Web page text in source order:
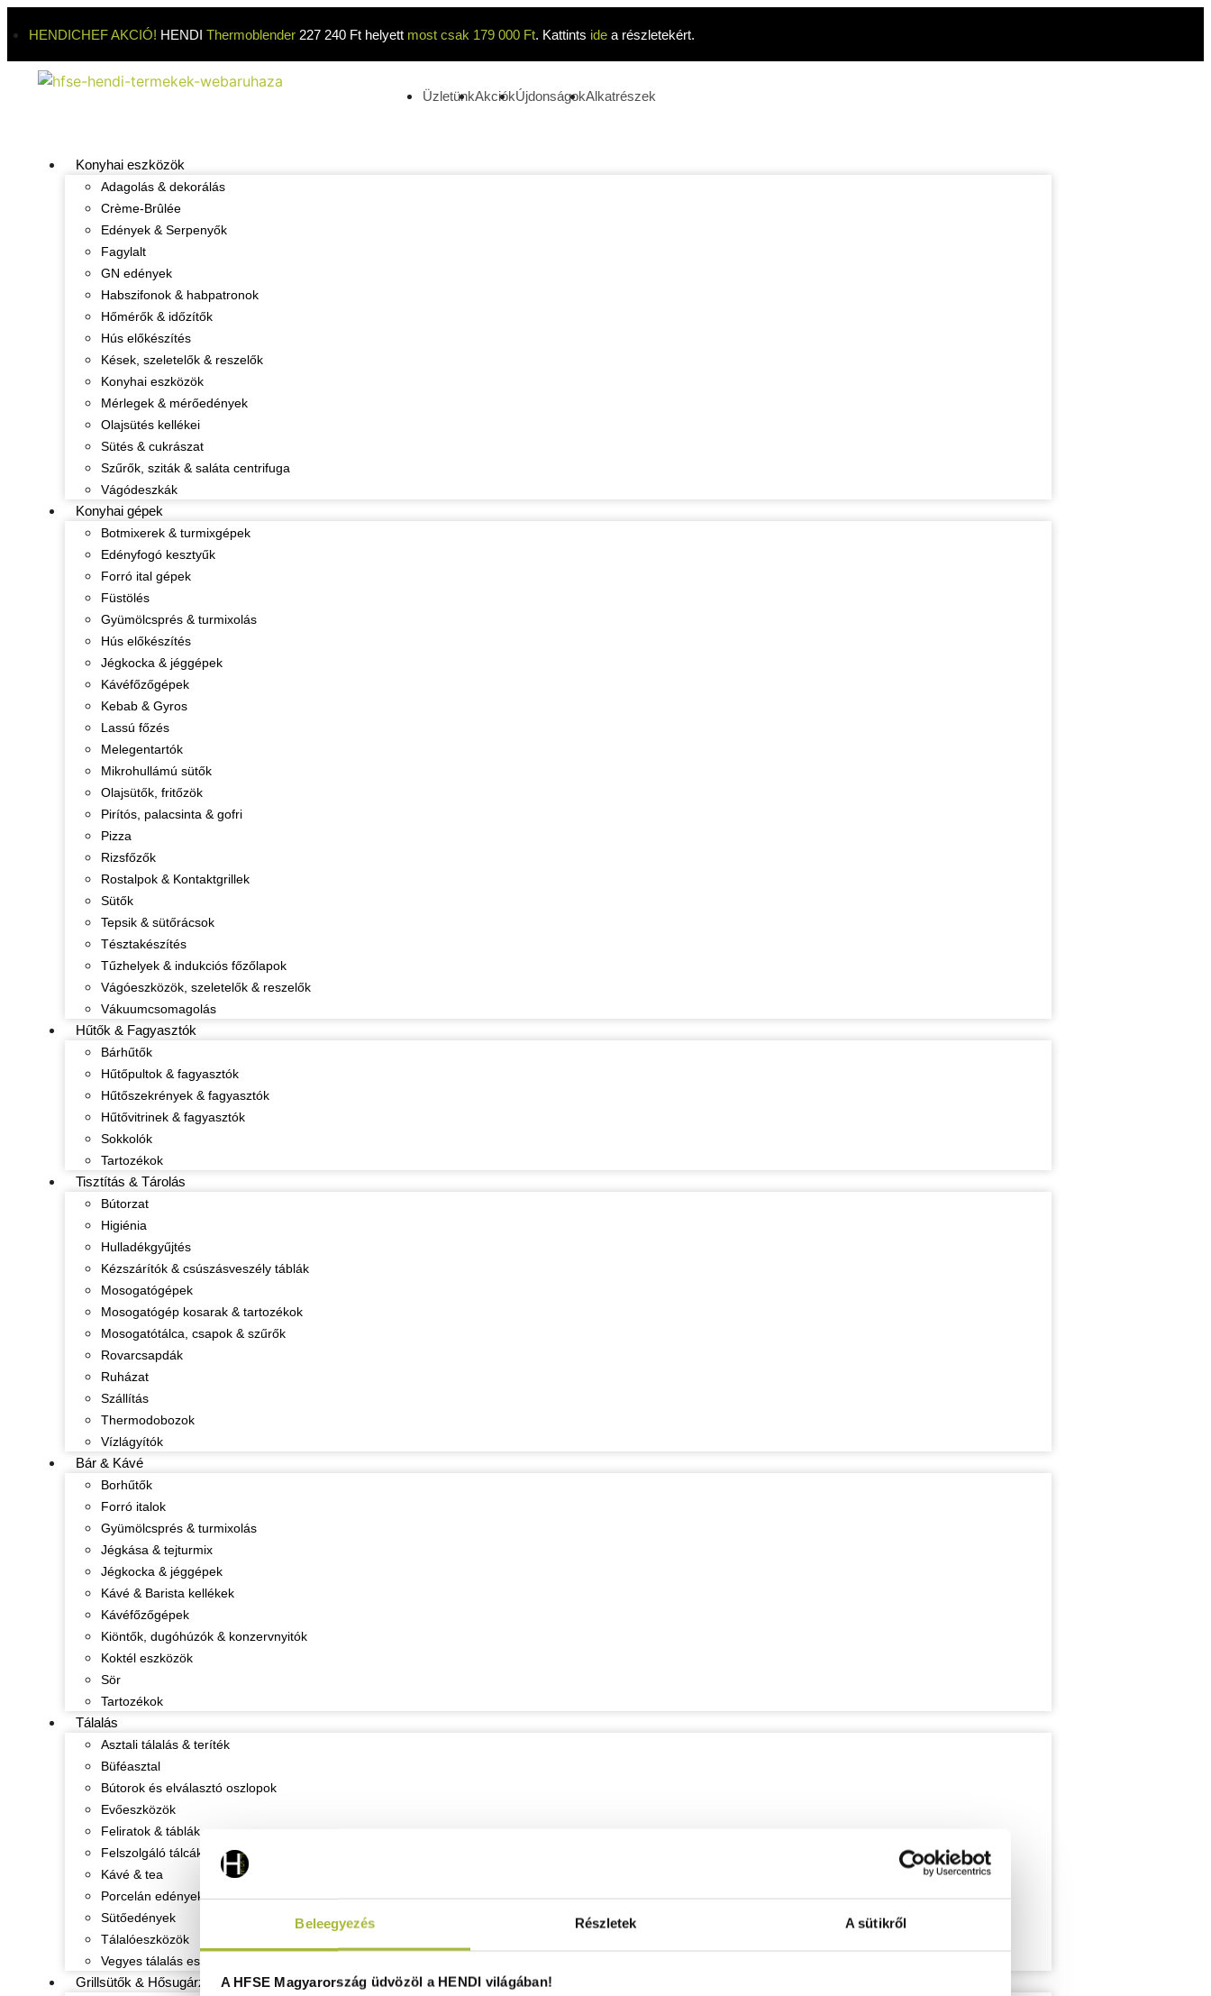
Beleegyezés Részletek A sütikről
A HFSE Magyarország üdvözöl a HENDI világában!
HENDICHEF AKCIÓ! HENDI Thermoblender 227 240 Ft helyett most csak 179 000 Ft. Kattints ide a részletekért.
ÜzletünkAkciókÚjdonságokAlkatrészek
Konyhai eszközök
Adagolás & dekorálás
Crème-Brûlée
Edények & Serpenyők
Fagylalt
GN edények
Habszifonok & habpatronok
Hőmérők & időzítők
Hús előkészítés
Kések, szeletelők & reszelők
Konyhai eszközök
Mérlegek & mérőedények
Olajsütés kellékei
Sütés & cukrászat
Szűrők, sziták & saláta centrifuga
Vágódeszkák
Konyhai gépek
Botmixerek & turmixgépek
Edényfogó kesztyűk
Forró ital gépek
Füstölés
Gyümölcsprés & turmixolás
Hús előkészítés
Jégkocka & jéggépek
Kávéfőzőgépek
Kebab & Gyros
Lassú főzés
Melegentartók
Mikrohullámú sütők
Olajsütők, fritőzök
Pirítós, palacsinta & gofri
Pizza
Rizsfőzők
Rostalpok & Kontaktgrillek
Sütők
Tepsik & sütőrácsok
Tésztakészítés
Tűzhelyek & indukciós főzőlapok
Vágóeszközök, szeletelők & reszelők
Vákuumcsomagolás
Hűtők & Fagyasztók
Bárhűtők
Hűtőpultok & fagyasztók
Hűtőszekrények & fagyasztók
Hűtővitrinek & fagyasztók
Sokkolók
Tartozékok
Tisztítás & Tárolás
Bútorzat
Higiénia
Hulladékgyűjtés
Kézszárítók & csúszásveszély táblák
Mosogatógépek
Mosogatógép kosarak & tartozékok
Mosogatótálca, csapok & szűrők
Rovarcsapdák
Ruházat
Szállítás
Thermodobozok
Vízlágyítók
Bár & Kávé
Borhűtők
Forró italok
Gyümölcsprés & turmixolás
Jégkása & tejturmix
Jégkocka & jéggépek
Kávé & Barista kellékek
Kávéfőzőgépek
Kiöntők, dugóhúzók & konzervnyitók
Koktél eszközök
Sör
Tartozékok
Tálalás
Asztali tálalás & teríték
Büféasztal
Bútorok és elválasztó oszlopok
Evőeszközök
Feliratok & táblák
Felszolgáló tálcák
Kávé & tea
Porcelán edények
Sütőedények
Tálalóeszközök
Vegyes tálalás eszközök
Grillsütők & Hősugárzók